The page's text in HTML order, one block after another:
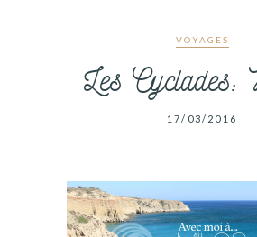
VOYAGES
Les
17/03/2016